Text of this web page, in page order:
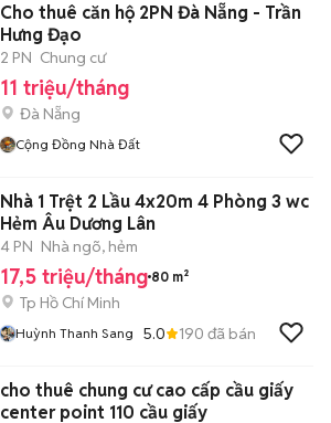
Cho thuê căn hộ 2PN Đà Nẵng - Trần
Hưng Đạo
2 PN Chung cư
11 triệu/tháng
Đà Nẵng
Cộng Đồng Nhà Đất
Nhà 1 Trệt 2 Lầu 4x20m 4 Phòng 3 wc
Hẻm Âu Dương Lân
4 PN Nhà ngõ, hẻm
17,5 triệu/tháng 80 m²
Tp Hồ Chí Minh
Huỳnh Thanh Sang 5.0 190 đã bán
cho thuê chung cư cao cấp cầu giấy
center point 110 cầu giấy